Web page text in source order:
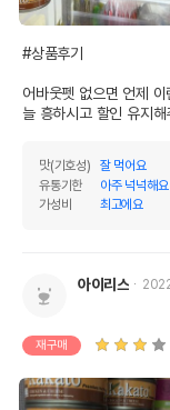
#상품후기
어바웃펫 없으면 언제
늘 흥하시고 할인 유지
맛(기호성)
잘 먹어요
유통기한
아주 넉넉해요
가성비
최고에요
아이리스
재구매